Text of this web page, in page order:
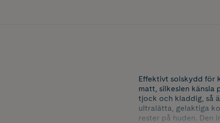
Effektivt solskydd för
matt, silkeslen känsla
tjock och kladdig, så
ultralätta, gelaktiga
rester på huden. Den